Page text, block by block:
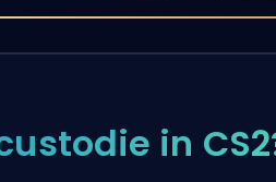
in